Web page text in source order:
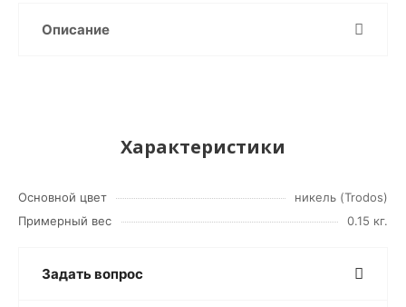
Описание
Характеристики
Основной цвет
никель (Trodos)
Примерный вес
0.15 кг.
Задать вопрос